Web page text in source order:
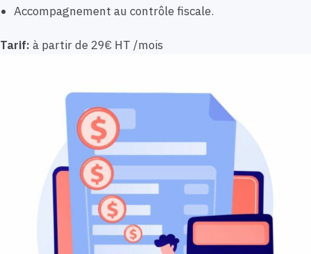
Accompagnement au contrôle fiscale.
Tarif: à partir de 29€ HT /mois